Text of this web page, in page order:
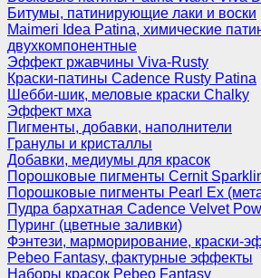
Битумы, патинирующие лаки и воски
Maimeri Idea Patina, химические
двухкомпонентные
Эффект ржавчины Viva-Rusty
Краски-патины Cadence Rusty Patina
Шебби-шик, меловые краски Chalky
Эффект мха
Пигменты, добавки, наполнители
Гранулы и кристаллы
Добавки, медиумы для красок
Порошковые пигменты Cernit
Порошковые пигменты Pearl Ex
Пудра бархатная Cadence Velvet
Пуринг (цветные заливки)
Фэнтези, марморирование, краски-
Pebeo Fantasy, фактурные эффекты
Наборы красок Pebeo Fantasy